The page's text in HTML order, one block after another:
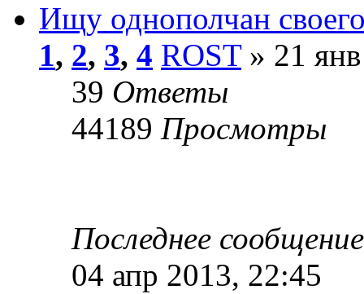
Ищу однополчан
1, 2, 3, 4 ROST» 21
39 Ответы
44189 Просмотры
Последнее
04 апр 2013, 22:45